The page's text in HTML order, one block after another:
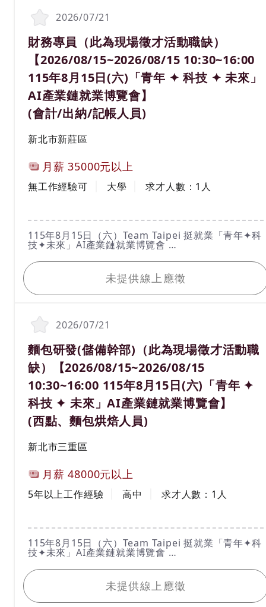
網查詢https://okwork.gov.taipei
1.完成每日貨物配送任務。
2.商品進貨入庫作業。
3.維持座車內外之美觀與清潔、熟悉汽車基本保養維
護及車輛清洗。
4.配合度高，具責任心，時間觀念佳，有耐心。
5.主管交辦之事項。
2026/07/21
職務名稱(職業類別)
財務專員（此為現場徵才活動職缺）
【2026/08/15~2026/08/15 10:30~16:00
115年8月15日(六)「青年 ✦ 科技 ✦ 未來」
AI產業鏈就業博覽會】
(會計/出納/記帳人員)
新北市新莊區
月薪 35000元以上
工作經驗
無工作經驗可
學歷
大學 求才人數： 1 人
工作內容
115年8月15日（六）Team Taipei 挺就業「青年✦科
技✦未來」AI產業鏈就業博覽會
00（請於１５：３０前入場）
活動地點：圓山花博爭艷館（臺北市中山區玉門街1
洽詢電話：02-2338-0277
網查詢https://okwork.gov.taipei
1.辦理銀行各項業務作業。
3.銀行往來相關聯繫、作業。
4.製作利息收入調解表、銀行存款收支日報表、銀行
往來信明細表等。
5.各項主管交辦事項處理。
我要應徵
未提供線上應徵
2026/07/21
職務名稱(職業類別)
麵包研發(儲備幹部)（此為現場徵才活動職
缺）【2026/08/15~2026/08/15
10:30~16:00 115年8月15日(六)「青年 ✦
科技 ✦ 未來」AI產業鏈就業博覽會】
(西點、麵包烘焙人員)
新北市三重區
月薪 48000元以上
工作經驗
5年以上工作經驗 高中 求才人數： 1 人
工作內容
115年8月15日（六）Team Taipei 挺就業「青年✦科
技✦未來」AI產業鏈就業博覽會
活動時間：115年8月15日（六）10：30 ～16：
00（請於１５：３０前入場）
活動地點：圓山花博爭艷館（臺北市中山區玉門街1
洽詢電話：02-2338-0277
我要應徵
未提供線上應徵